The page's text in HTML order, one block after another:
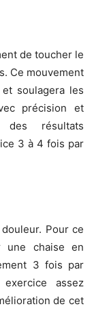
de toucher le
Ce mouvement
soulagera les
précision et
des résultats
3 à 4 fois par
Pour ce
une chaise en
3 fois par
assez
de cet